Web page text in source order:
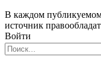
В каждом публикуемом
источник
Войти